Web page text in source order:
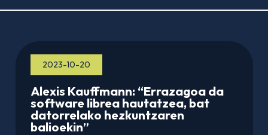
2023-10-20
Alexis Kauffmann: “Errazagoa da
software librea hautatzea, bat
datorrelako hezkuntzaren
balioekin”